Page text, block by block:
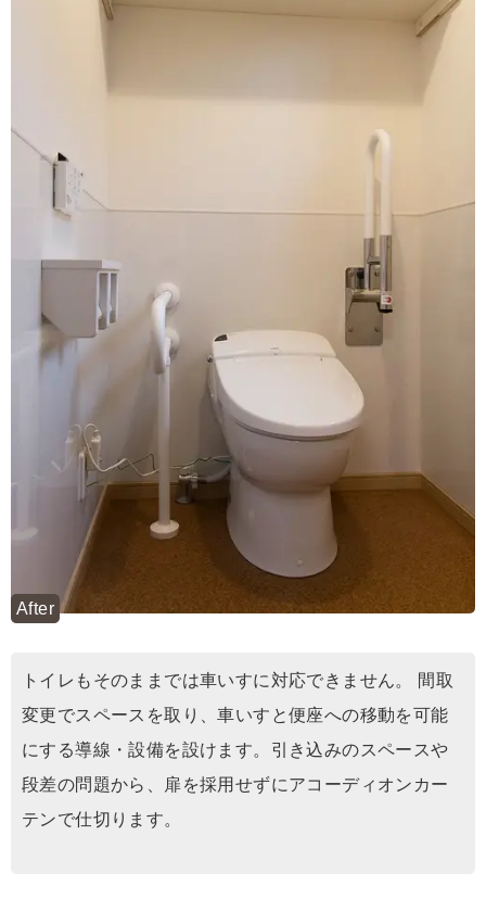
After
トイレもそのままでは車いすに対応できません。 間取
変更でスペースを取り、車いすと便座への移動を可能
にする導線・設備を設けます。引き込みのスペースや
段差の問題から、扉を採用せずにアコーディオンカー
テンで仕切ります。